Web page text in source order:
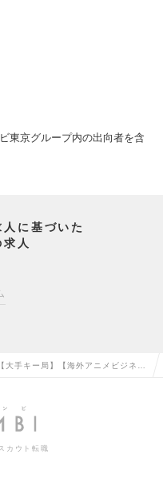
東京グループ内の出向者を含
に基づいた
人
【大手キー局】【海外アニメビジネ
いただける方を募集！の求人情報
カウト転職